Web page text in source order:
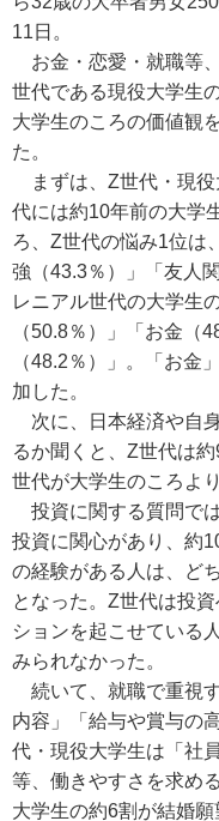
11日。
お金・恋愛・就職等
世代である現役大学生
大学生のころの価値観
た。
まずは、Z世代・現役
代には約10年前の大学
ろ、Z世代の悩み1位は
強（43.3％）」「友人
レニアル世代の大学生
（50.8％）」「お金（
（48.2％）」。「お金
加した。
次に、日本経済や自
るか聞くと、Z世代は
世代が大学生のころよ
投資に関する質問で
投資に関心があり、約
の経験がある人は、ど
となった。Z世代は投
ションを起こせている
みられなかった。
続いて、就職で重視
内容」「給与や賞与の
代・現役大学生は「社
等、働きやすさを求め
大学生の約6割が結婚